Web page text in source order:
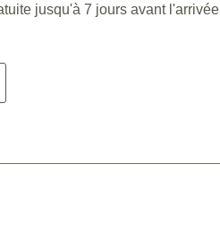
jusqu'à 7 jours avant l'arrivée